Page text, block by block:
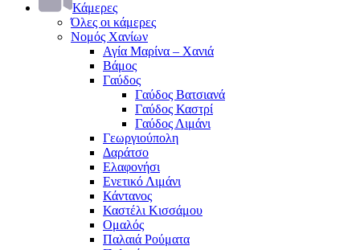
Κάμερες
Όλες οι κάμερες
Νομός Χανίων
Αγία Μαρίνα – Χανιά
Βάμος
Γαύδος
Γαύδος Βατσιανά
Γαύδος Καστρί
Γαύδος Λιμάνι
Γεωργιούπολη
Δαράτσο
Ελαφονήσι
Ενετικό Λιμάνι
Κάντανος
Καστέλι Κισσάμου
Ομαλός
Παλαιά Ρούματα